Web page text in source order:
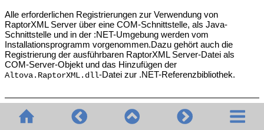
Alle erforderlichen Registrierungen zur Verwendung von
RaptorXML Server über eine COM-Schnittstelle, als Java-
Schnittstelle und in der :NET-Umgebung werden vom
Installationsprogramm vorgenommen.Dazu gehört auch die
Registrierung der ausführbaren RaptorXML Server-Datei als
COM-Server-Objekt und das Hinzufügen der
Altova.RaptorXML.dll-Datei zur .NET-Referenzbibliothek.
Deinstallieren von RaptorXML Server